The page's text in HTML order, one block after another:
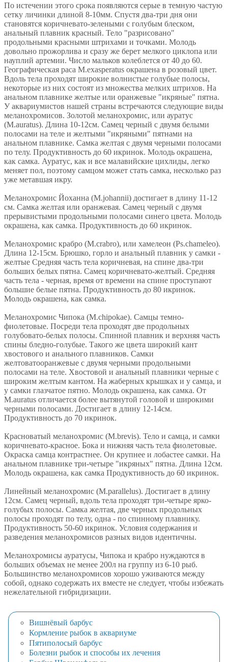
По истечении этого срока появляются серые в темную частую
сетку личинки длиной 8-10мм. Спустя два-три дня они
становятся коричневато-зелеными с голубым блеском,
анальный плавник красный. Тело "разрисовано"
продольными красными штрихами и точками. Молодь
довольно прожорлива и сразу же берет мелкого циклопа или
науплий артемии. Число мальков колеблется от 40 до 60.
Географическая раса М.exasperatus окрашена в розовый цвет.
Вдоль тела проходят широкие волнистые голубые полосы,
некоторые из них состоят из множества мелких штрихов. На
анальном плавнике желтые или оранжевые "икряные" пятна.
У аквариумистов нашей страны встречаются следующие виды
меланохромисов. Золотой меланохромис, или ауратус
(М.auratus). Длина 10-12см. Самец черный с двумя белыми
полосами на теле и желтыми "икряными" пятнами на
анальном плавнике. Самка желтая с двумя черными полосами
по телу. Продуктивность до 60 икринок. Молодь окрашена,
как самка. Ауратус, как и все малавийские цихлиды, легко
меняет пол, поэтому самцом может стать самка, несколько раз
уже метавшая икру.
Меланохромис Йоханна (М.johannii) достигает в длину 11-12
см. Самка желтая или оранжевая. Самец черный с двумя
прерывистыми продольными полосами синего цвета. Молодь
окрашена, как самка. Продуктивность до 60 икринок.
Меланохромис крабро (М.crabro), или хамелеон (Ps.chameleo).
Длина 12-15см. Брюшко, горло и анальный плавник у самки -
желтые Средняя часть тела коричневая, на спине два-три
больших белых пятна. Самец коричневато-желтый. Средняя
часть тела - черная, время от времени на спине проступают
большие белые пятна. Продуктивность до 80 икринок.
Молодь окрашена, как самка.
Меланохромис Чипока (М.chipokae). Самцы темно-
фиолетовые. Посреди тела проходят две продольных
голубовато-белых полосы. Спинной плавник и верхняя часть
спины бледно-голубые. Такого же цвета широкий кант
хвостового и анального плавников. Самки
желтоватооранжевые с двумя черными продольными
полосами на теле. Хвостовой и анальный плавники черные с
широким желтым кантом. На жаберных крышках и у самца, и
у самки глазчатое пятно. Молодь окрашена, как самка. От
М.auratus отличается более вытянутой головой и широкими
черными полосами. Достигает в длину 12-14см.
Продуктивность до 70 икринок.
Красноватый меланохромис (М.brevis). Тело и самца, и самки
коричневато-красное. Бока и нижняя часть тела фиолетовые.
Окраска самца контрастнее. Он крупнее и лобастее самки. На
анальном плавнике три-четыре "икряных" пятна. Длина 12см.
Молодь окрашена, как самка Продуктивность до 60 икринок.
Линейный меланохромис (М.parallelus). Достигает в длину
12см. Самец черный, вдоль тела проходят три-четыре ярко-
голубых полосы. Самка желтая, две черных продольных
полосы проходят по телу, одна - по спинному плавнику.
Продуктивность 50-60 икринок. Условия содержания и
разведения меланохромисов разных видов идентичны.
Меланохромисы ауратусы, Чипока и крабро нуждаются в
больших объемах не менее 200л на группу из 6-10 рыб.
Большинство меланохромисов хорошо уживаются между
собой, однако содержать их вместе не следует, чтобы избежать
нежелательной гибридизации.
Вишнёвый барбус
Кормление рыбок в аквариуме
Пятиполосый барбус
Болезни рыбок и способы их лечения